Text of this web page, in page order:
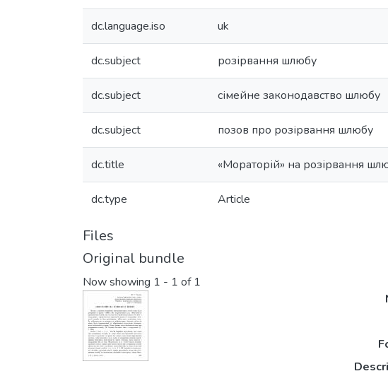
dc.language.iso uk
dc.subject розірвання шлюбу
dc.subject сімейне законодавство шлюбу
dc.subject позов про розірвання шлюбу
dc.title «Мораторій» на розірвання
dc.type Article
Files
Original bundle
Now showing 1 - 1 of 1